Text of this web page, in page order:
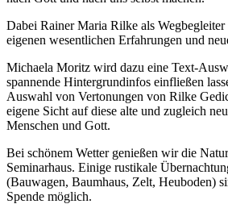
Dabei Rainer Maria Rilke als Wegbegleiter
eigenen wesentlichen Erfahrungen und
Michaela Moritz wird dazu eine Text-
spannende Hintergrundinfos einfließen
Auswahl von Vertonungen von Rilke
eigene Sicht auf diese alte und zugleich
Menschen und Gott.
Bei schönem Wetter genießen wir die
Seminarhaus. Einige rustikale
(Bauwagen, Baumhaus, Zelt, Heuboden)
Spende möglich.